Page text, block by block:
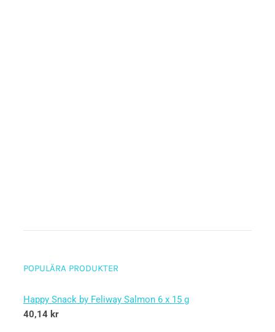
POPULÄRA PRODUKTER
Happy Snack by Feliway Salmon 6 x 15 g
40,14 kr